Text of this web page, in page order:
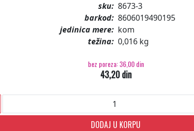
sku: 8673-3
barkod: 8606019490195
jedinica mere: kom
težina: 0,016 kg
bez poreza: 36,00 din
43,20 din
DODAJ U KORPU